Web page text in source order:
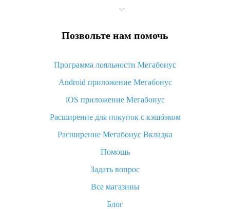
Что значит статус «Заказ закрыт» на Алиэкспресс и что
Что делать, если Алиэкспресс просит ввести паспортные
Как узнать, куда пришла посылка с Алиэкспресс
Вы отменили заказ на Алиэкспресс, когда вернут деньги?
Что такое баллы на Алиэкспресс, как их получить и
«AliExpress Standard Shipping»: что это за метод доставки и
как его отслеживать
Как покупать оптом на Алиэкспресс
Что делать, если не пришел товар с Алиэкспресс
возврата денег
Позвольте нам помочь
Программа лояльности Мегабонус
Android приложение Мегабонус
iOS приложение Мегабонус
Расширение для покупок с кэшбэком
Расширение Мегабонус Вкладка
Помощь
Задать вопрос
Все магазины
Блог